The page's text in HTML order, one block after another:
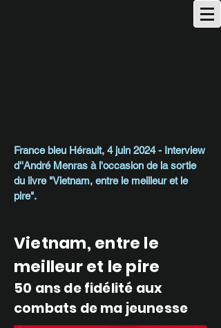
France bleu Hérault, 4 juin 2024 - Interview
d''André Menras à l'occasion de la sortie
du livre "Vietnam, entre le meilleur et le
pire".
Vietnam, entre le
meilleur et le pire
50 ans de fidélité aux
combats de ma jeunesse